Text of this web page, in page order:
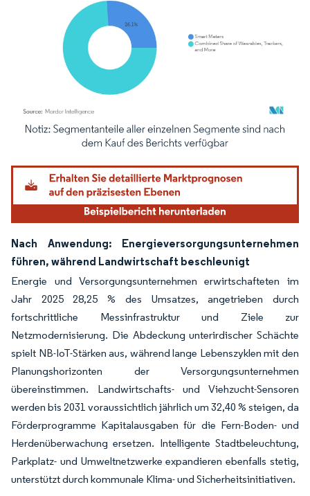
Bild © Mordor Intelligence. Wiederverwendung erfordert Namensnennung
Nach Anwendung: Energieversorgungsunternehmen
führen, während Landwirtschaft beschleunigt
Energie und Versorgungsunternehmen erwirtschafteten im
Jahr 2025 28,25 % des Umsatzes, angetrieben durch
fortschrittliche Messinfrastruktur und Ziele zur
Netzmodernisierung. Die Abdeckung unterirdischer Schächte
spielt NB-IoT-Stärken aus, während lange Lebenszyklen mit den
Planungshorizonten der Versorgungsunternehmen
übereinstimmen. Landwirtschafts- und Viehzucht-Sensoren
werden bis 2031 voraussichtlich jährlich um 32,40 % steigen, da
Förderprogramme Kapitalausgaben für die Fern-Boden- und
Herdenüberwachung ersetzen. Intelligente Stadtbeleuchtung,
Parkplatz- und Umweltnetzwerke expandieren ebenfalls stetig,
unterstützt durch kommunale Klima- und Sicherheitsinitiativen.